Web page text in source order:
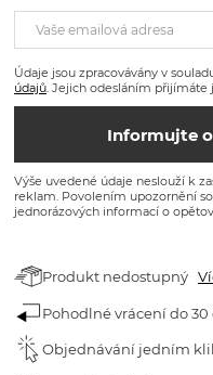
Vaše emailová adresa
Údaje jsou zpracovávány v
údajů. Jejich odesláním přijímáte
Informujte
Výše uvedené údaje neslouží k
reklam. Povolením upozornění
jednorázových informací o
Produkt nedostupný
Pohodlné vrácení do 30
Objednávání jedním